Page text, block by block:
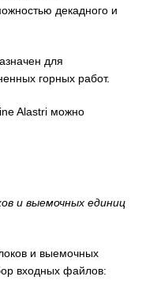
декадного и
для
горных работ.
Alastri можно
и выемочных единиц
и выемочных
входных файлов: